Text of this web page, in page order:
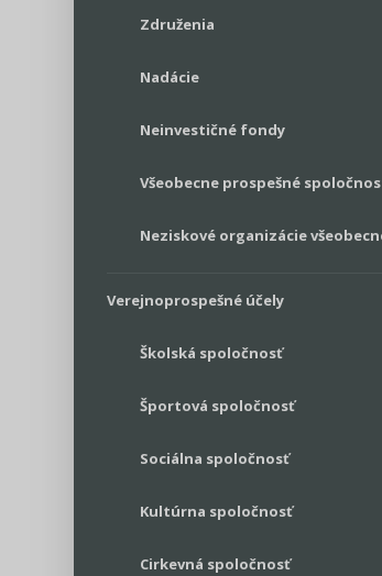
Združenia
Nadácie
Neinvestičné fondy
Všeobecne prospešné
Neziskové organizácie
Verejnoprospešné účely
Školská spoločnosť
Športová spoločnosť
Sociálna spoločnosť
Kultúrna spoločnosť
Cirkevná spoločnosť